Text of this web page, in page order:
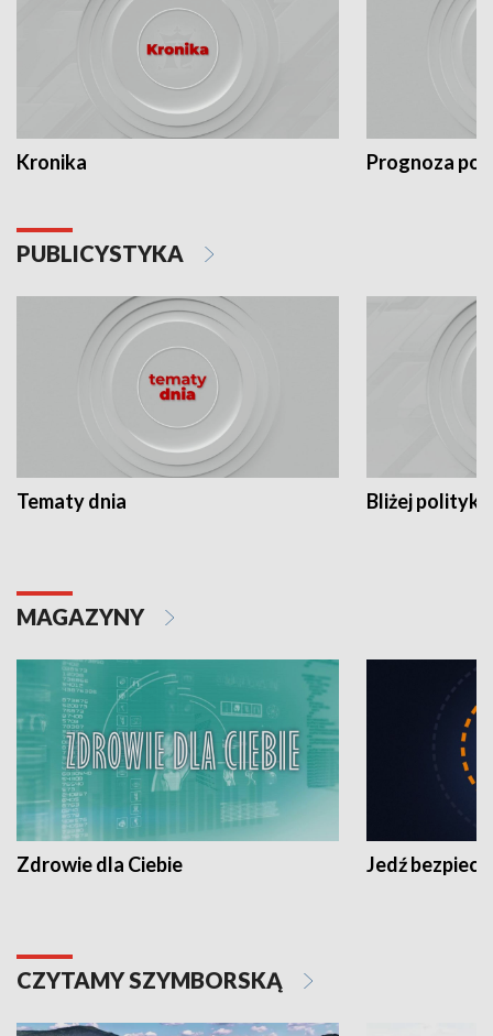
Kronika Prognoza
PUBLICYSTYKA
Tematy dnia Bliżej polityki
MAGAZYNY
Zdrowie dla Ciebie Jedź
CZYTAMY SZYMBORSKĄ